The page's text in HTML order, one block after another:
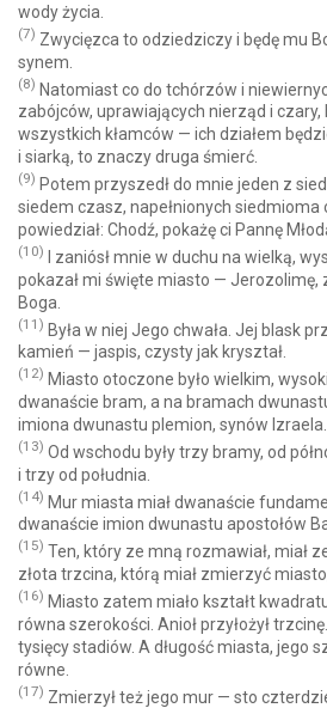
wody życia.
(7) Zwycięzca to odziedziczy i będę mu
synem.
(8) Natomiast co do tchórzów i
zabójców, uprawiających nierząd i czary,
wszystkich kłamców — ich działem
i siarką, to znaczy druga śmierć.
(9) Potem przyszedł do mnie jeden z
siedem czasz, napełnionych siedmioma
powiedział: Chodź, pokażę ci Pannę
(10) I zaniósł mnie w duchu na wielką,
pokazał mi święte miasto — Jerozolimę,
Boga.
(11) Była w niej Jego chwała. Jej blask
kamień — jaspis, czysty jak kryształ.
(12) Miasto otoczone było wielkim,
dwanaście bram, a na bramach
imiona dwunastu plemion, synów Izraela.
(13) Od wschodu były trzy bramy, od
i trzy od południa.
(14) Mur miasta miał dwanaście
dwanaście imion dwunastu apostołów
(15) Ten, który ze mną rozmawiał, miał
złota trzcina, którą miał zmierzyć
(16) Miasto zatem miało kształt
równa szerokości. Anioł przyłożył
tysięcy stadiów. A długość miasta, jego
równe.
(17) Zmierzył też jego mur — sto